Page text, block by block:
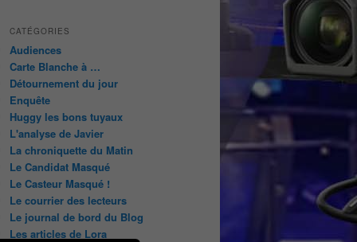
CATÉGORIES
Audiences
Carte Blanche à …
Détournement du jour
Enquête
Huggy les bons tuyaux
L'analyse de Javier
La chroniquette du Matin
Le Candidat Masqué
Le Casteur Masqué !
Le courrier des lecteurs
Le journal de bord du Blog
Les articles de Lora